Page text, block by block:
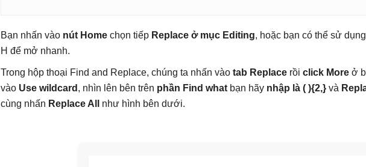
Bạn nhấn vào nút Home chọn tiếp Replace ở mục Editing, hoặc bạn có thể sử
H để mở nhanh.
Trong hộp thoại Find and Replace, chúng ta nhấn vào tab Replace rồi click More ở
vào Use wildcard , nhìn lên bên trên phần Find what bạn hãy nhập là ( ){2,} và
cùng nhấn Replace All như hình bên dưới.